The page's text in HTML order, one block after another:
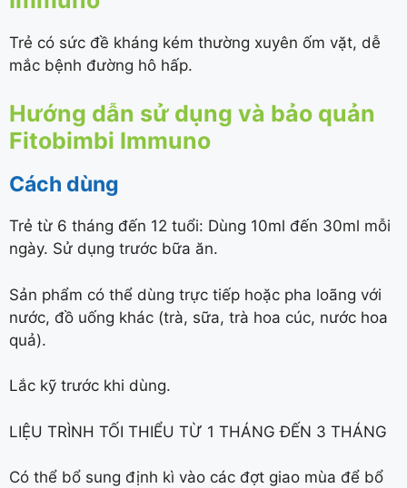
Trẻ có sức đề kháng kém thường xuyên ốm vặt, dễ
mắc bệnh đường hô hấp.
Hướng dẫn sử dụng và bảo quản
Fitobimbi Immuno
Cách dùng
Trẻ từ 6 tháng đến 12 tuổi: Dùng 10ml đến 30ml mỗi
ngày. Sử dụng trước bữa ăn.
Sản phẩm có thể dùng trực tiếp hoặc pha loãng với
nước, đồ uống khác (trà, sữa, trà hoa cúc, nước hoa
quả).
Lắc kỹ trước khi dùng.
LIỆU TRÌNH TỐI THIỂU TỪ 1 THÁNG ĐẾN 3 THÁNG
Có thể bổ sung định kì vào các đợt giao mùa để bổ